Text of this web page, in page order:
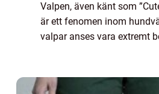
Valpen, även känt som
är ett fenomen inom
valpar anses vara extremt